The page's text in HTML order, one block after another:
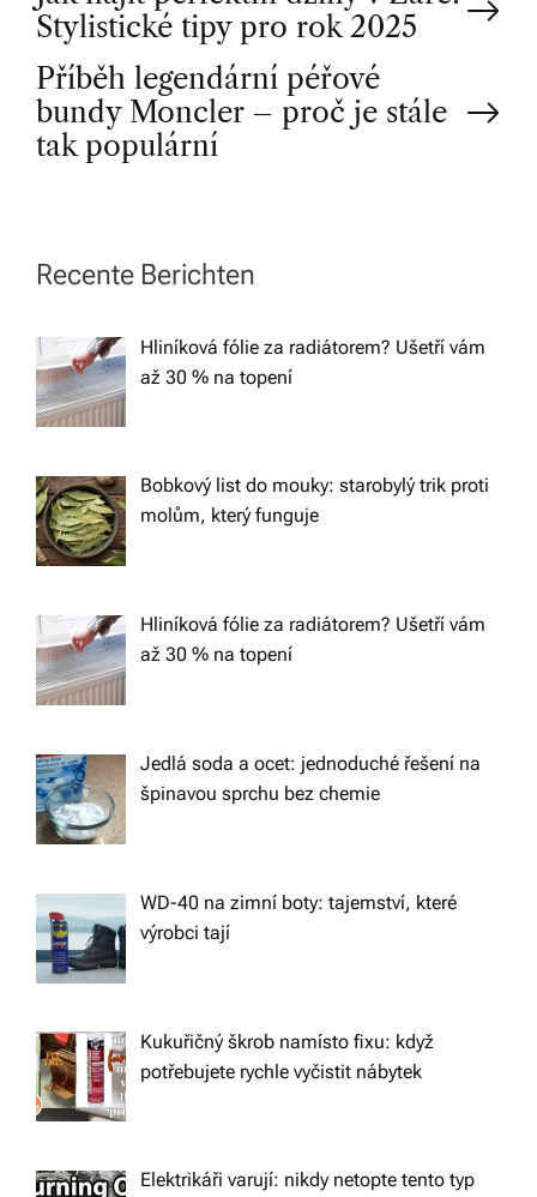
o
s
n
v
i
g
a
t
i
o
n
Stylistické tipy pro rok 2025
Příběh legendární péřové
bundy Moncler – proč je stále
tak populární
Recente Berichten
Hliníková fólie za radiátorem? Ušetří vám
až 30 % na topení
Bobkový list do mouky: starobylý trik proti
molům, který funguje
Hliníková fólie za radiátorem? Ušetří vám
až 30 % na topení
Jedlá soda a ocet: jednoduché řešení na
špinavou sprchu bez chemie
WD-40 na zimní boty: tajemství, které
výrobci tají
Kukuřičný škrob namísto fixu: když
potřebujete rychle vyčistit nábytek
Elektrikáři varují: nikdy netopte tento typ